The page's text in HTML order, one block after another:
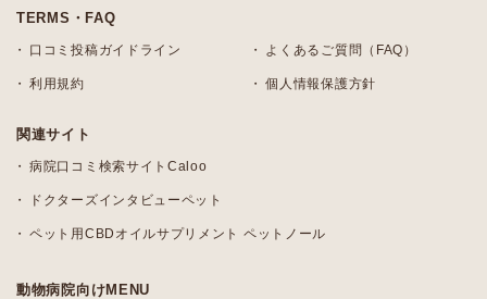
TERMS・FAQ
口コミ投稿ガイドライン よくあるご質問（FAQ）
利用規約 個人情報保護方針
関連サイト
病院口コミ検索サイトCaloo
ドクターズインタビューペット
ペット用CBDオイルサプリメント ペットノール
動物病院向けMENU